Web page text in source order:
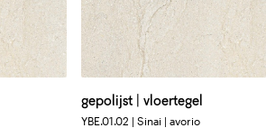
gepolijst | vloertegel
YBE.01.02 | Sinai | avorio